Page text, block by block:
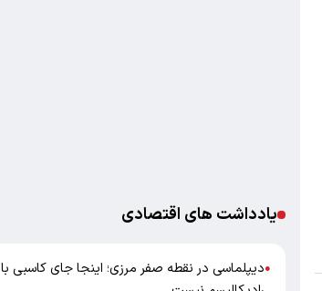
یادداشت های اقتصادی
●دیپلماسی در نقطه صفر مرزی؛ اینجا جای کاسبی با